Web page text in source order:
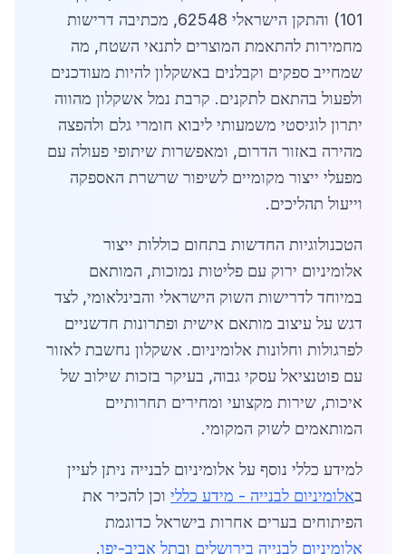
101) והתקן הישראלי 62548, מכתיבה דרישות
מחמירות להתאמת המוצרים לתנאי השטח, מה
שמחייב ספקים וקבלנים באשקלון להיות מעודכנים
ולפעול בהתאם לתקנים. קרבת נמל אשקלון מהווה
יתרון לוגיסטי משמעותי ליבוא חומרי גלם ולהפצה
מהירה באזור הדרום, ומאפשרות שיתופי פעולה עם
מפעלי ייצור מקומיים לשיפור שרשרת האספקה
וייעול תהליכים.
הטכנולוגיות החדשות בתחום כוללות ייצור
אלומיניום ירוק עם פליטות נמוכות, המותאם
במיוחד לדרישות השוק הישראלי והבינלאומי, לצד
דגש על עיצוב מותאם אישית ופתרונות חדשניים
לפרגולות וחלונות אלומיניום. אשקלון נחשבת לאזור
עם פוטנציאל עסקי גבוה, בעיקר בזכות שילוב של
איכות, שירות מקצועי ומחירים תחרותיים
המותאמים לשוק המקומי.
למידע כללי נוסף על אלומיניום לבנייה ניתן לעיין
באלומיניום לבנייה - מידע כללי וכן להכיר את
הפיתוחים בערים אחרות בישראל כדוגמת
אלומיניום לבנייה בירושלים ובתל אביב-יפו.